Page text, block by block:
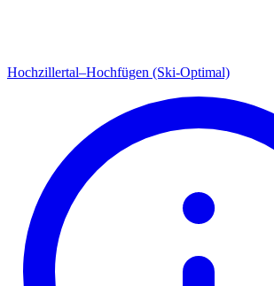
Hochzillertal–Hochfügen (Ski-Optimal)